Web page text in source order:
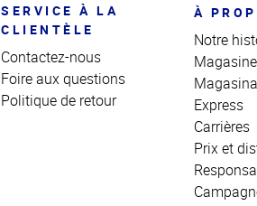
SERVICE À LA
CLIENTÈLE
Contactez-nous
Foire aux questions
Politique de retour
À
Notre
Express
Carrières
Prix et